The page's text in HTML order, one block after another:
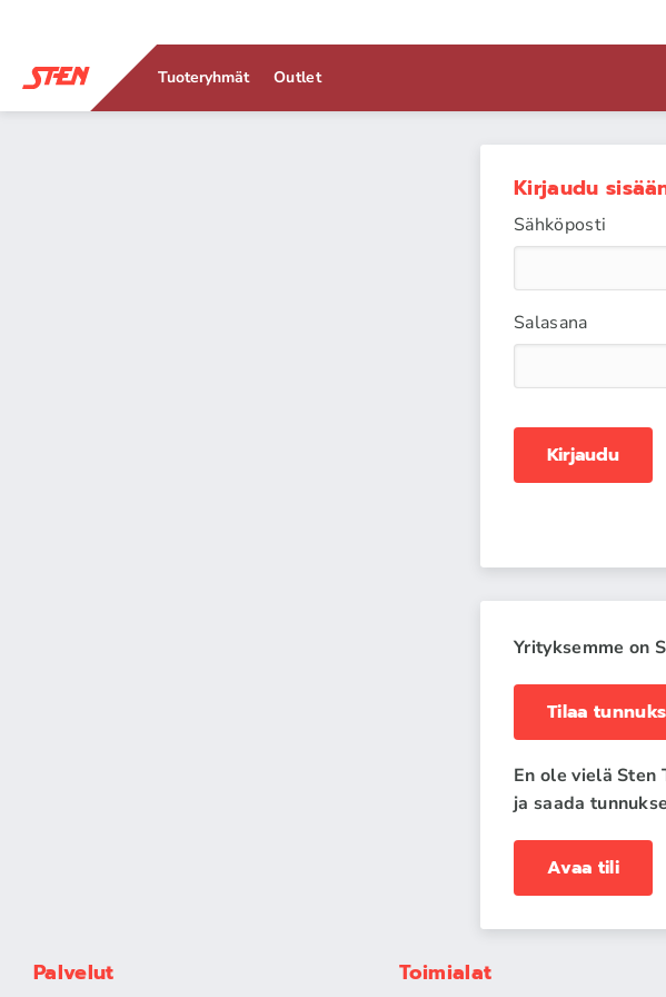
Tuoteryhmät Outlet
Kirjaudu
Sähköposti
Salasana
Kirjaudu
Yrityksemme on
Tilaa
En ole vielä Sten
ja saada
Avaa tili
Palvelut Toimialat